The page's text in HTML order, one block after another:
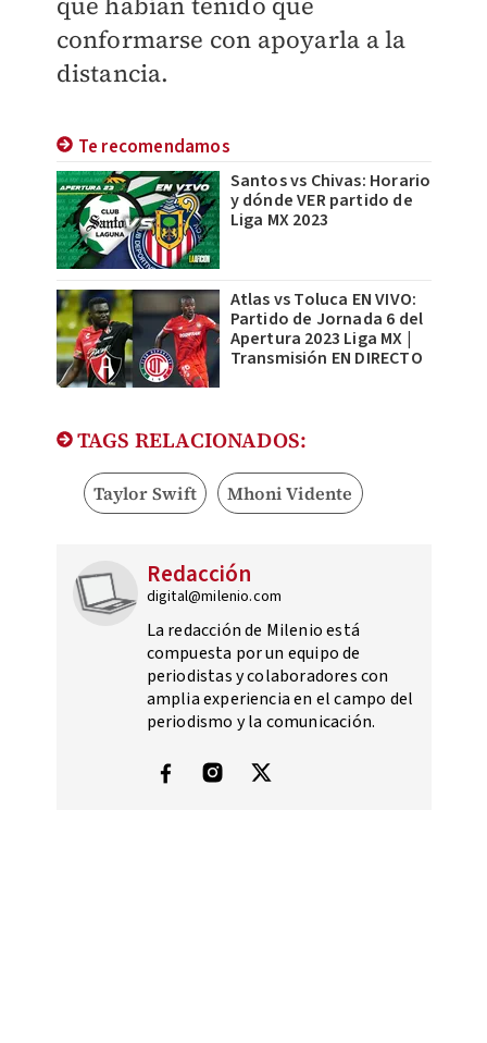
conformarse con apoyarla a la
distancia.
Te recomendamos
Santos vs Chivas: Horario
y dónde VER partido de
Liga MX 2023
Atlas vs Toluca EN VIVO:
Partido de Jornada 6 del
Apertura 2023 Liga MX |
Transmisión EN DIRECTO
TAGS RELACIONADOS:
Taylor Swift Mhoni Vidente
Redacción
digital@milenio.com
La redacción de Milenio está
compuesta por un equipo de
periodistas y colaboradores con
amplia experiencia en el campo del
periodismo y la comunicación.